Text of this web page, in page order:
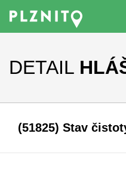
DETAIL
(51825) Stav